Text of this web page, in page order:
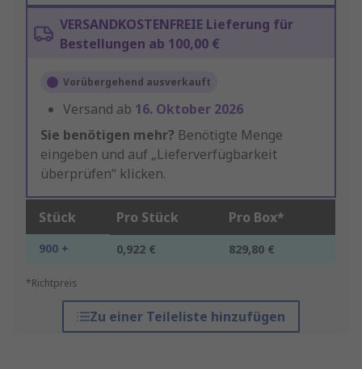
VERSANDKOSTENFREIE Lieferung für
Bestellungen ab 100,00 €
Vorübergehend ausverkauft
Versand ab 16. Oktober 2026
Sie benötigen mehr? Benötigte Menge
eingeben und auf „Lieferverfügbarkeit
überprüfen“ klicken.
Stück Pro Stück Pro Box*
900 + 0,922 € 829,80 €
*Richtpreis
Zu einer Teileliste hinzufügen